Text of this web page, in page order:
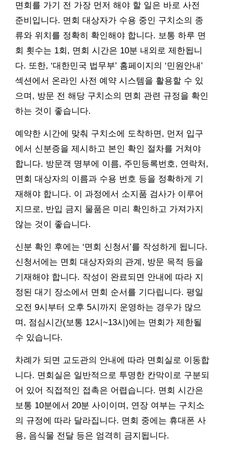
면회를 가기 전 가장 먼저 해야 할 일은 바로 사전
준비입니다. 면회 대상자가 수용 중인 구치소의 종
류와 위치를 정확히 확인해야 합니다. 보통 하루 면
회 횟수는 1회, 면회 시간은 10분 내외로 제한됩니
다. 또한, ‘대한민국 법무부’ 홈페이지의 ‘민원안내’
섹션에서 온라인 사전 예약 시스템을 활용할 수 있
으며, 방문 전 해당 구치소의 면회 관련 규정을 확인
하는 것이 좋습니다.
예약한 시간에 맞춰 구치소에 도착하면, 먼저 입구
에서 신분증을 제시하고 본인 확인 절차를 거쳐야
합니다. 방문객 명부에 이름, 주민등록번호, 연락처,
면회 대상자의 이름과 수용 번호 등을 정확하게 기
재해야 합니다. 이 과정에서 소지품 검사가 이루어
지므로, 반입 금지 물품은 미리 확인하고 가져가지
않는 것이 좋습니다.
신분 확인 후에는 ‘면회 신청서’를 작성하게 됩니다.
신청서에는 면회 대상자와의 관계, 방문 목적 등을
기재해야 합니다. 작성이 완료되면 안내에 따라 지
정된 대기 장소에서 면회 순서를 기다립니다. 평일
오전 9시부터 오후 5시까지 운영하는 경우가 많으
며, 점심시간(보통 12시~13시)에는 면회가 제한될
수 있습니다.
차례가 되면 교도관의 안내에 따라 면회실로 이동합
니다. 면회실은 일반적으로 투명한 칸막이로 구분되
어 있어 직접적인 접촉은 어렵습니다. 면회 시간은
보통 10분에서 20분 사이이며, 연장 여부는 구치소
의 규정에 따라 달라집니다. 면회 중에는 휴대폰 사
용, 음식물 전달 등은 엄격히 금지됩니다.